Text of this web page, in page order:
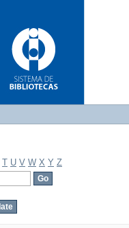
T U V W X Y Z